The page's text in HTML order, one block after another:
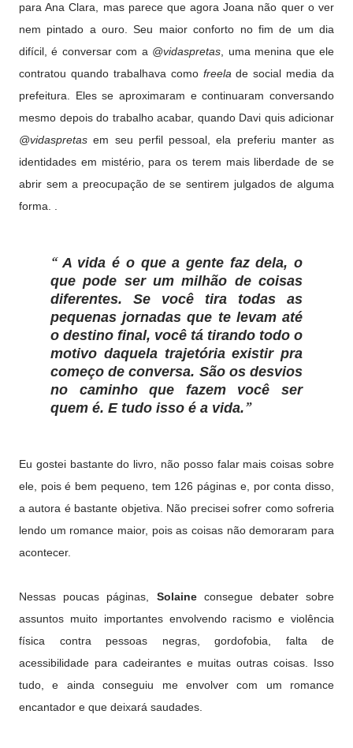
para Ana Clara, mas parece que agora Joana não quer o ver
nem pintado a ouro. Seu maior conforto no fim de um dia
difícil, é conversar com a @vidaspretas , uma menina que ele
contratou quando trabalhava como freelade social media da
prefeitura. Eles se aproximaram e continuaram conversando
mesmo depois do trabalho acabar, quando Davi quis adicionar
@vidaspretasem seu perfil pessoal, ela preferiu manter as
identidades em mistério, para os terem mais liberdade de se
abrir sem a preocupação de se sentirem julgados de alguma
forma. .
A vida é o que a gente faz dela, o
que pode ser um milhão de coisas
diferentes. Se você tira todas as
pequenas jornadas que te levam até
o destino final, você tá tirando todo o
motivo daquela trajetória existir pra
começo de conversa. São os desvios
no caminho que fazem você ser
quem é. E tudo isso é a vida.
Eu gostei bastante do livro, não posso falar mais coisas sobre
ele, pois é bem pequeno, tem 126 páginas e, por conta disso,
a autora é bastante objetiva. Não precisei sofrer como sofreria
lendo um romance maior, pois as coisas não demoraram para
acontecer.
Nessas poucas páginas, Solaine consegue debater sobre
assuntos muito importantes envolvendo racismo e violência
física contra pessoas negras, gordofobia, falta de
acessibilidade para cadeirantes e muitas outras coisas. Isso
tudo, e ainda conseguiu me envolver com um romance
encantador e que deixará saudades.